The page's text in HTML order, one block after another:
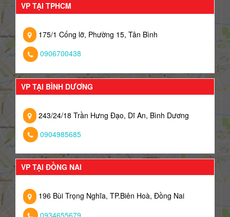
VP TẠI TPHCM
175/1 Cống lỡ, Phường 15, Tân Bình
0906700438
VP TẠI BÌNH DƯƠNG
243/24/18 Trần Hưng Đạo, Dĩ An, Bình Dương
0904985685
VP TẠI ĐỒNG NAI
196 Bùi Trọng Nghĩa, TP.Biên Hoà, Đồng Nai
0934655679